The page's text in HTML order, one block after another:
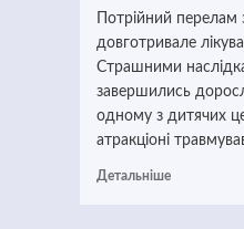
Потрійний перелам
довготривале
Страшними
завершились
одному з дитячих
атракціоні
Детальніше